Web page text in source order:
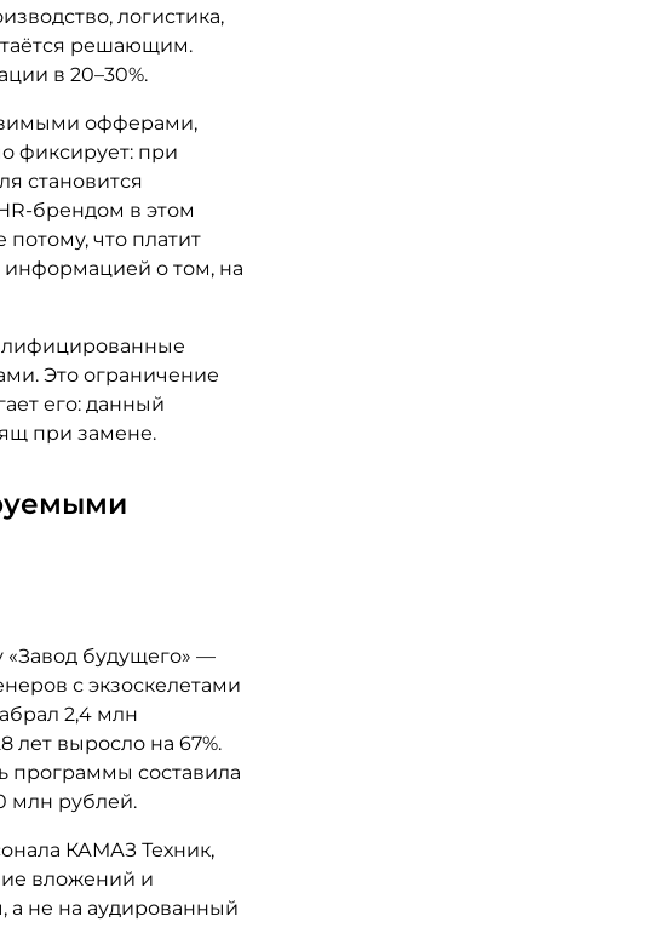
логистика,
решающим.
в 20–30%.
офферами,
фиксирует: при
становится
брендом в этом
что платит
информацией о том, на
Это ограничение
его: данный
при замене.
«Завод будущего» —
с экзоскелетами
2,4 млн
лет выросло на 67%.
программы составила
млн рублей.
КАМАЗ Техник,
вложений и
а не на аудированный